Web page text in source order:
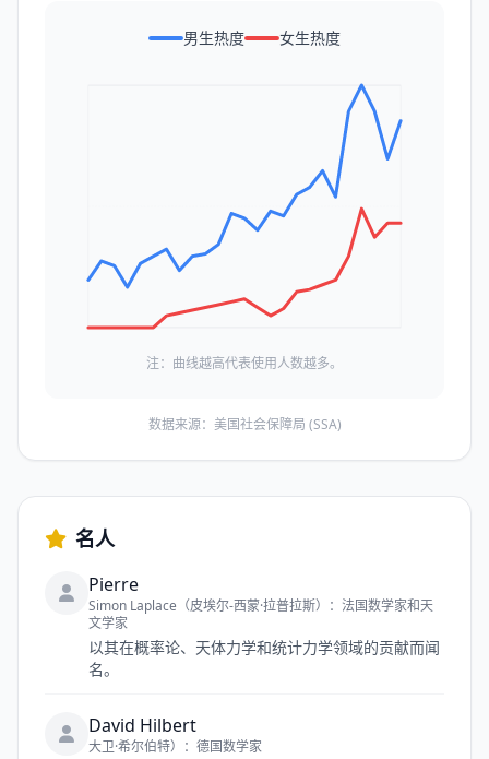
男生热度 女生热度
注：曲线越高代表使用人数越多。
数据来源：美国社会保障局 (SSA)
名人
Pierre
Simon Laplace（皮埃尔-西蒙·拉普拉斯）：法国数学家和天
文学家
以其在概率论、天体力学和统计力学领域的贡献而闻
名。
David Hilbert
大卫·希尔伯特）：德国数学家